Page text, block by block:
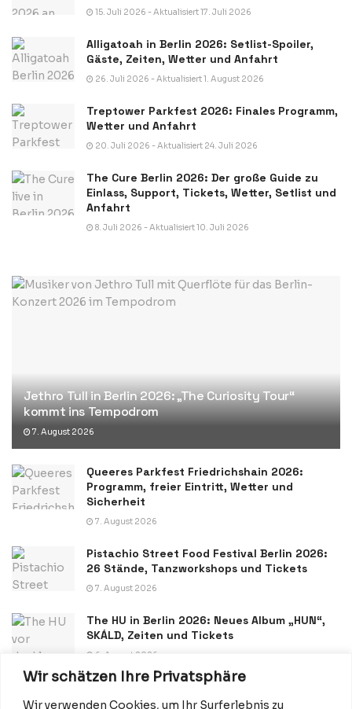
Wir schätzen Ihre Privatsphäre
Wir verwenden Cookies, um Ihr Surferlebnis zu
15. Juli 2026 - Aktualisiert 17. Juli 2026
Alligatoah in Berlin 2026: Setlist-Spoiler,
Gäste, Zeiten, Wetter und Anfahrt
26. Juli 2026 - Aktualisiert 1. August 2026
Treptower Parkfest 2026: Finales Programm,
Wetter und Anfahrt
20. Juli 2026 - Aktualisiert 24. Juli 2026
The Cure Berlin 2026: Der große Guide zu
Einlass, Support, Tickets, Wetter, Setlist und
Anfahrt
8. Juli 2026 - Aktualisiert 10. Juli 2026
Jethro Tull in Berlin 2026: „The Curiosity Tour“
kommt ins Tempodrom
7. August 2026
Queeres Parkfest Friedrichshain 2026:
Programm, freier Eintritt, Wetter und
Sicherheit
7. August 2026
Pistachio Street Food Festival Berlin 2026:
26 Stände, Tanzworkshops und Tickets
7. August 2026
The HU in Berlin 2026: Neues Album „HUN“,
SKÁLD, Zeiten und Tickets
6. August 2026